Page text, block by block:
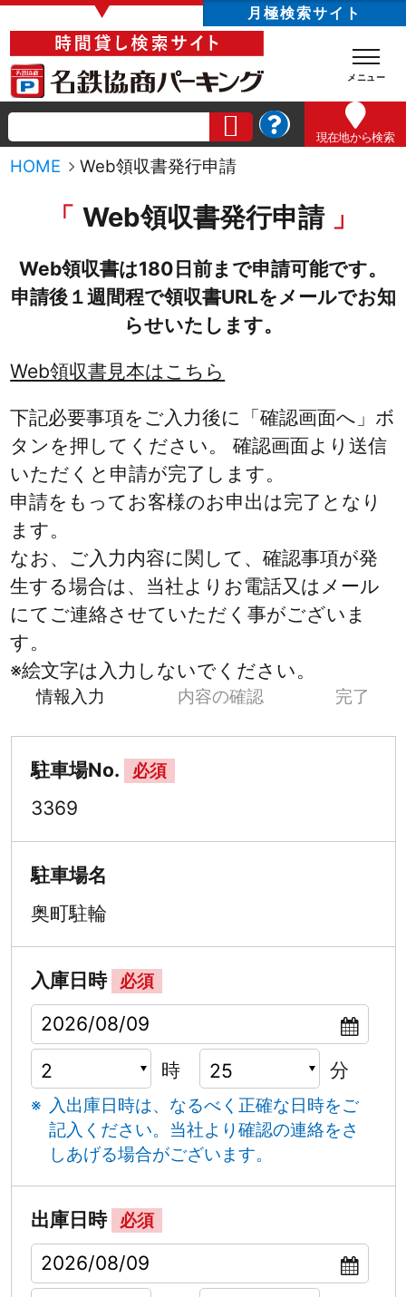
▼ 月極検索サイト
現在地から検索
HOME Web領収書発行申請
Web領収書発行申請
Web領収書は180日前まで申請可能です。
申請後１週間程で領収書URLをメールでお知
らせいたします。
Web領収書見本はこちら
下記必要事項をご入力後に「確認画面へ」ボ
タンを押してください。 確認画面より送信
いただくと申請が完了します。
申請をもってお客様のお申出は完了となり
ます。
なお、ご入力内容に関して、確認事項が発
生する場合は、当社よりお電話又はメール
にてご連絡させていただく事がございま
す。
※絵文字は入力しないでください。
情報入力 内容の確認 完了
駐車場No. 必須
3369
駐車場名
奥町駐輪
入庫日時 必須
時 分
入出庫日時は、なるべく正確な日時をご
記入ください。 当社より確認の連絡をさ
しあげる場合がございます。
出庫日時 必須